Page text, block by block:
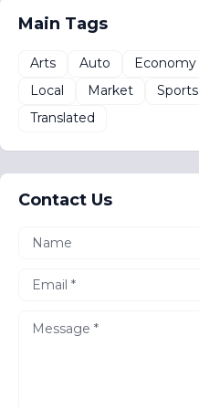
Main Tags
Arts Auto Economy
Local
Market Sports
Translated
Contact Us